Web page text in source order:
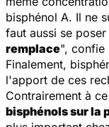
bisphénol A. Il ne
faut aussi se
remplace", confie
Finalement,
l'apport de ces
Contrairement à
bisphénols sur la